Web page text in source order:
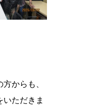
からも、
いただきま